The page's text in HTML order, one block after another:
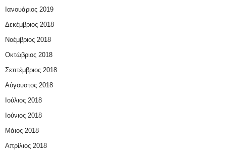
Ιανουάριος 2019
Δεκέμβριος 2018
Νοέμβριος 2018
Οκτώβριος 2018
Σεπτέμβριος 2018
Αύγουστος 2018
Ιούλιος 2018
Ιούνιος 2018
Μάιος 2018
Απρίλιος 2018